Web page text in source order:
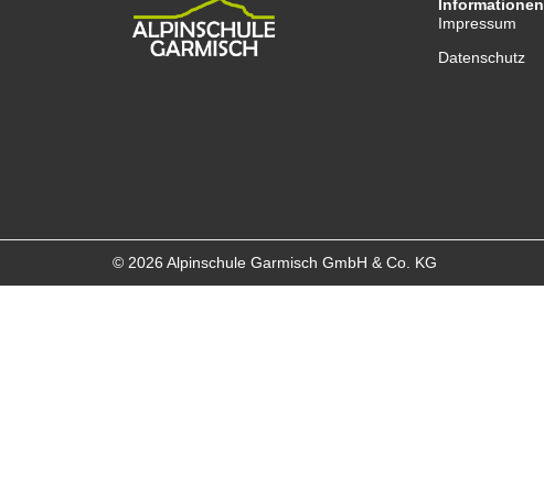
Informationen
Impressum
Datenschutz
© 2026 Alpinschule Garmisch GmbH & Co. KG